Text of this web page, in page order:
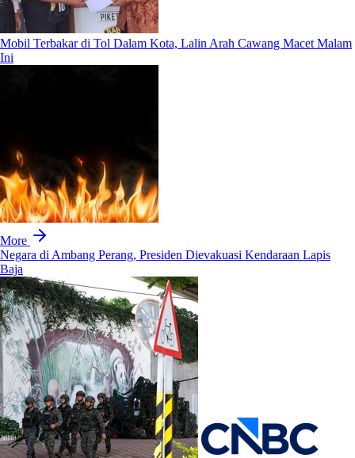
Mobil Terbakar di Tol Dalam Kota, Lalin Arah Cawang Macet Malam
Ini
More
Negara di Ambang Perang, Presiden Dievakuasi Kendaraan Lapis
Baja